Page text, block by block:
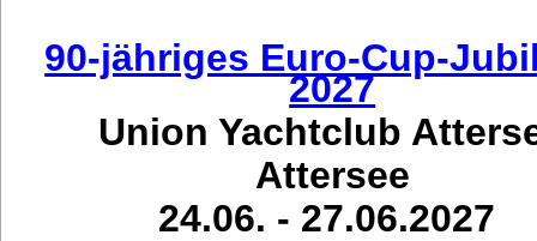
90-jähriges Euro-Cup-
2027
Union Yachtclub
Attersee
24.06. - 27.06.2027